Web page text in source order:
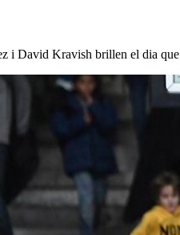
i David Kravish brillen el dia